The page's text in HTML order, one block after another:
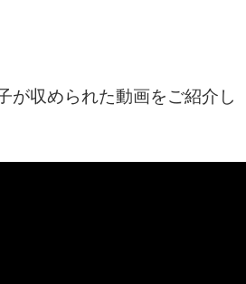
が収められた動画をご紹介し